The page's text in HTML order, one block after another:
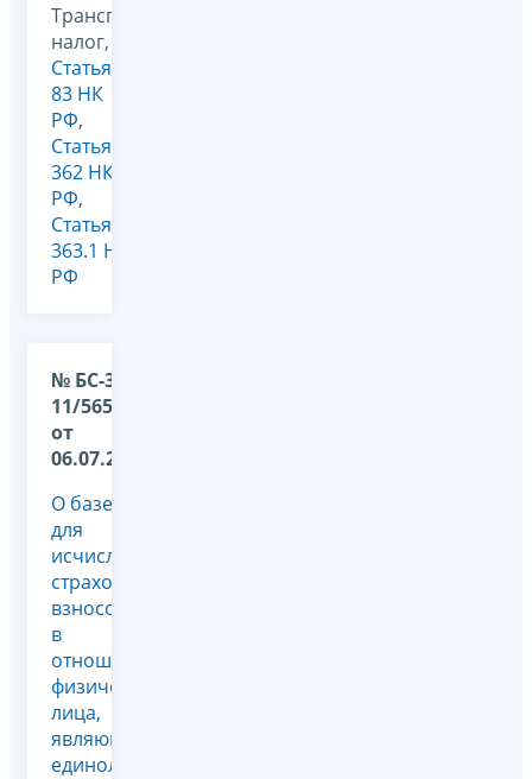
Транспортный
налог,
Статья
83 НК
РФ,
Статья
362 НК
РФ,
Статья
363.1 НК
РФ
№ БС-36-
11/5654@
от
06.07.2026
О базе
для
исчисления
страховых
взносов
в
отношении
физического
лица,
являющегося
единоличным